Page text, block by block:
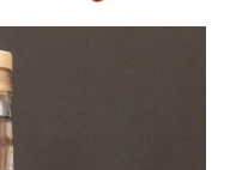
DE ABACAXI